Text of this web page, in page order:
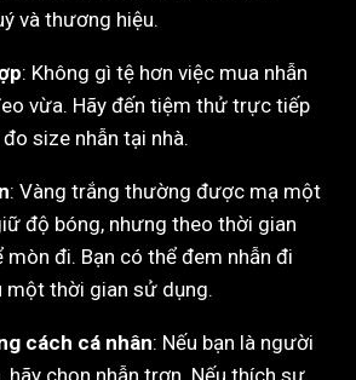
và thương hiệu.
: Không gì tệ hơn việc mua nhẫn
vừa. Hãy đến tiệm thử trực tiếp
size nhẫn tại nhà.
: Vàng trắng thường được mạ một
độ bóng, nhưng theo thời gian
mòn đi. Bạn có thể đem nhẫn đi
một thời gian sử dụng.
cách cá nhân: Nếu bạn là người
hãy chọn nhẫn trơn. Nếu thích sự